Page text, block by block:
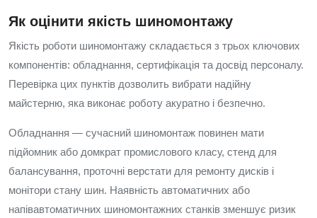
Як оцінити якість шиномонтажу
Якість роботи шиномонтажу складається з трьох ключових
компонентів: обладнання, сертифікація та досвід персоналу.
Перевірка цих пунктів дозволить вибрати надійну
майстерню, яка виконає роботу акуратно і безпечно.
Обладнання — сучасний шиномонтаж повинен мати
підйомник або домкрат промислового класу, стенд для
балансування, проточні верстати для ремонту дисків і
монітори стану шин. Наявність автоматичних або
напівавтоматичних шиномонтажних станків зменшує ризик